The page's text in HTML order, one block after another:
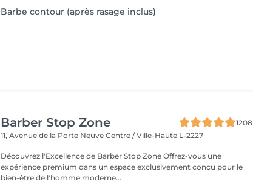
Barbe contour (après rasage inclus)
Barber Stop Zone
1208
11, Avenue de la Porte NeuveCentre / Ville-Haute L-2227
Découvrez l'Excellence de Barber Stop Zone Offrez-vous une
expérience premium dans un espace exclusivement conçu pour le
bien-être de l'homme moderne...